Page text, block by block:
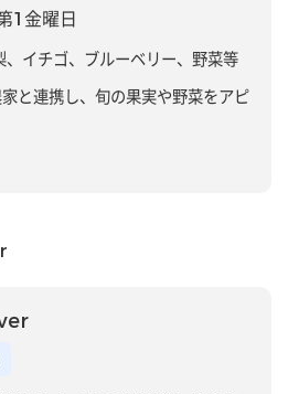
1金曜日
、イチゴ、ブルーベリー、野菜等
と連携し、旬の果実や野菜をアピ